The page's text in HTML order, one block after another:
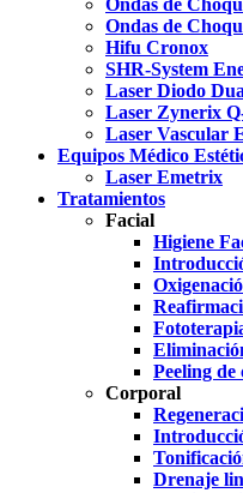
Ondas de
Ondas de
Hifu Cronox
SHR-System
Laser Diodo
Laser Zynerix
Laser Vascular
Equipos Médico
Laser Emetrix
Tratamientos
Facial
Higiene
Peeling
Corporal
Drenaje